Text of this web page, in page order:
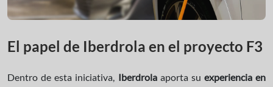
El papel de Iberdrola en el proyecto F3
Dentro de esta iniciativa, Iberdrolaaporta su experiencia en